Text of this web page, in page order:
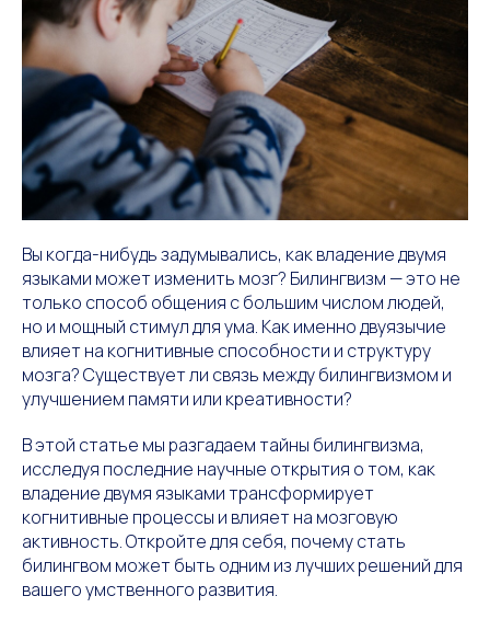
Вы когда-нибудь задумывались, как владение двумя
языками может изменить мозг? Билингвизм — это не
только способ общения с большим числом людей,
но и мощный стимул для ума. Как именно двуязычие
влияет на когнитивные способности и структуру
мозга? Существует ли связь между билингвизмом и
улучшением памяти или креативности?
В этой статье мы разгадаем тайны билингвизма,
исследуя последние научные открытия о том, как
владение двумя языками трансформирует
когнитивные процессы и влияет на мозговую
активность. Откройте для себя, почему стать
билингвом может быть одним из лучших решений для
вашего умственного развития.